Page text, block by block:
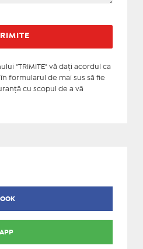
"TRIMITE" vă daţi acordul ca
formularul de mai sus să fie
cu scopul de a vă